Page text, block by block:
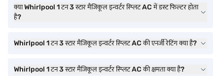
क्या Whirlpool 1 टन 3 स्टार मैजिकूल इन्वर्टर स्प्लिट AC में डस्ट फिल्टर होता
है?
Whirlpool 1 टन 3 स्टार मैजिकूल इन्वर्टर स्प्लिट AC की एनर्जी रेटिंग क्या है?
Whirlpool 1 टन 3 स्टार मैजिकूल इन्वर्टर स्प्लिट AC की क्षमता क्या है?